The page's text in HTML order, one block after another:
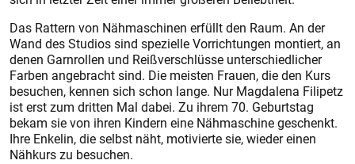
Das Rattern von Nähmaschinen erfüllt den Raum. An der
Wand des Studios sind spezielle Vorrichtungen montiert, an
denen Garnrollen und Reißverschlüsse unterschiedlicher
Farben angebracht sind. Die meisten Frauen, die den Kurs
besuchen, kennen sich schon lange. Nur Magdalena Filipetz
ist erst zum dritten Mal dabei. Zu ihrem 70. Geburtstag
bekam sie von ihren Kindern eine Nähmaschine geschenkt.
Ihre Enkelin, die selbst näht, motivierte sie, wieder einen
Nähkurs zu besuchen.